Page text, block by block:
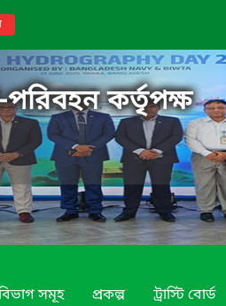
পরিবহন কর্তৃপক্ষ
সমূহ প্রকল্প ট্রাস্টি বোর্ড